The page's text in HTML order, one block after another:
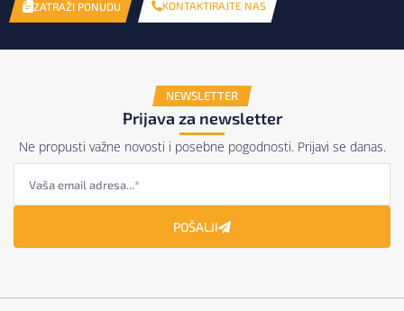
ZATRAŽI PONUDU KONTAKTIRAJTE NAS
NEWSLETTER
Prijava za newsletter
Ne propusti važne novosti i posebne pogodnosti. Prijavi se danas.
POŠALJI